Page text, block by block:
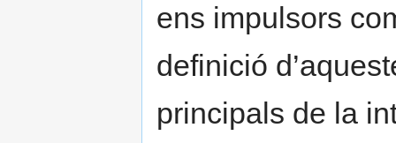
ens impulsors
definició
principals de la